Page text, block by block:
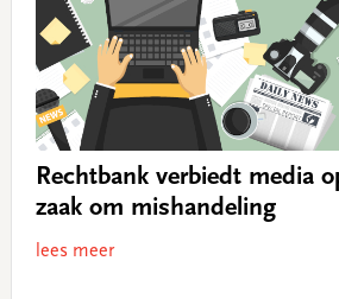
Rechtbank verbiedt media
zaak om mishandeling
lees meer